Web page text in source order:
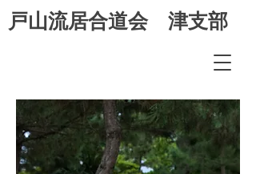
​戸山流居合道会 津支部